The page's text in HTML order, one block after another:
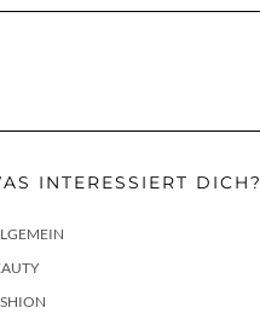
INTERESSIERT DICH?